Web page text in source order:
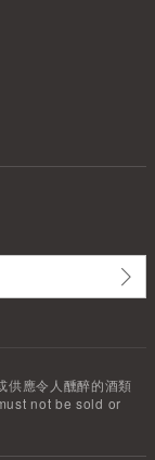
供應令人醺醉的酒類
not be sold or